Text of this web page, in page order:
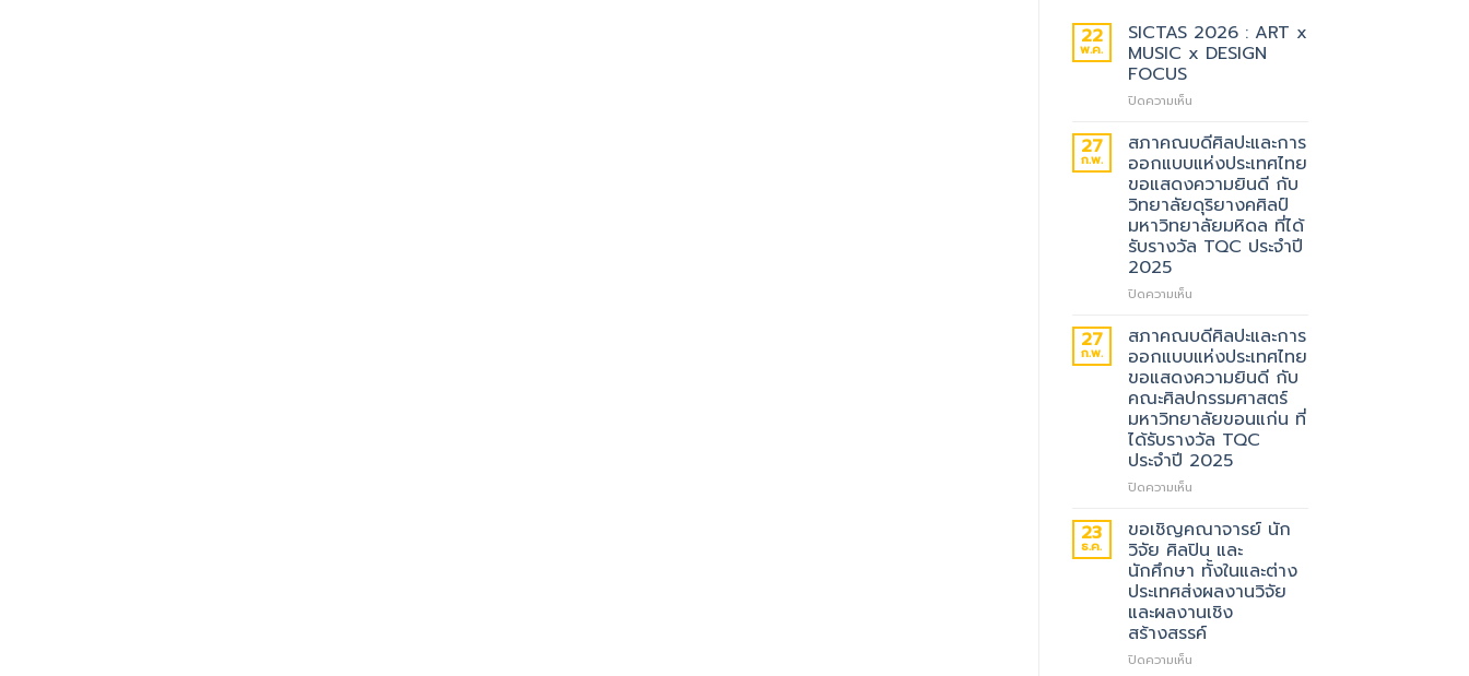
22
พ.ค.
SICTAS 2026 : ART x
MUSIC x DESIGN
FOCUS
ปิดความเห็นบน
2026
:
ART
x
MUSIC
x
DESIGN
27
ก.พ.
สภาคณบดีศิลปะและการ
ออกแบบแห่งประเทศไทย
ขอแสดงความยินดี กับ
วิทยาลัยดุริยางคศิลป์
มหาวิทยาลัยมหิดล ที่ได้
รับรางวัล TQC ประจำปี
2025
ปิดความเห็นบน
คณบดี
ศิลปะ
และ
การ
ออกแบบ
แห่ง
ประเทศไทย
ขอ
ความ
กับ
วิทยาลัย
ดุริยางคศิลป์
มหาวิทยาลัย
มหิดล
ที่
รับ
27
ก.พ.
สภาคณบดีศิลปะและการ
ออกแบบแห่งประเทศไทย
ขอแสดงความยินดี กับ
คณะศิลปกรรมศาสตร์
มหาวิทยาลัยขอนแก่น ที่
ได้รับรางวัล TQC
ประจำปี 2025
ปิดความเห็นบน
คณบดี
ศิลปะ
และ
การ
ออกแบบ
แห่ง
ประเทศไทย
ขอ
23
ธ.ค.
ขอเชิญคณาจารย์ นัก
วิจัย ศิลปิน และ
นักศึกษา ทั้งในและต่าง
ประเทศส่งผลงานวิจัย
และผลงานเชิง
สร้างสรรค์
ปิดความเห็นบน